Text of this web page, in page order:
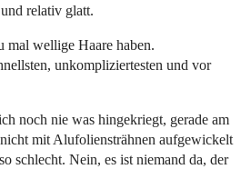
relativ glatt.
mal wellige Haare haben.
unkompliziertesten und vor
noch nie was hingekriegt, gerade am
mit Alufoliensträhnen aufgewickelt
schlecht. Nein, es ist niemand da, der